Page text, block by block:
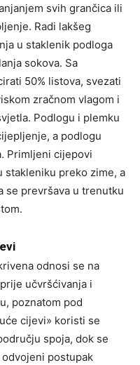
svih grančica ili
Radi lakšeg
u staklenik podloga
sokova. Sa
50% listova, svezati
zračnom vlagom i
Podlogu i plemku
a podlogu
Primljeni cijepovi
stakleniku preko zime, a
se prevršava u trenutku
odnosi se na
učvršćivanja i
poznatom pod
cijevi» koristi se
spoja, dok se
postupak